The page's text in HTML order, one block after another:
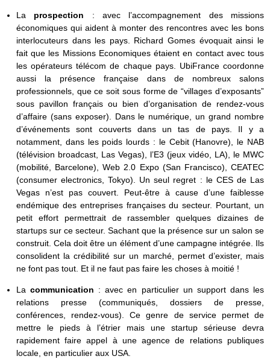
La prospection : avec l’accompagnement des missions
économiques qui aident à monter des rencontres avec les bons
interlocuteurs dans les pays. Richard Gomes évoquait ainsi le
fait que les Missions Economiques étaient en contact avec tous
les opérateurs télécom de chaque pays. UbiFrance coordonne
aussi la présence française dans de nombreux salons
professionnels, que ce soit sous forme de “villages d’exposants”
sous pavillon français ou bien d’organisation de rendez-vous
d’affaire (sans exposer). Dans le numérique, un grand nombre
d’événements sont couverts dans un tas de pays. Il y a
notamment, dans les poids lourds : le Cebit (Hanovre), le NAB
(télévision broadcast, Las Vegas), l’E3 (jeux vidéo, LA), le MWC
(mobilité, Barcelone), Web 2.0 Expo (San Francisco), CEATEC
(consumer electronics, Tokyo). Un seul regret : le CES de Las
Vegas n’est pas couvert. Peut-être à cause d’une faiblesse
endémique des entreprises françaises du secteur. Pourtant, un
petit effort permettrait de rassembler quelques dizaines de
startups sur ce secteur. Sachant que la présence sur un salon se
construit. Cela doit être un élément d’une campagne intégrée. Ils
consolident la crédibilité sur un marché, permet d’exister, mais
ne font pas tout. Et il ne faut pas faire les choses à moitié !
Lacommunication : avec en particulier un support dans les
relations presse (communiqués, dossiers de presse,
conférences, rendez-vous). Ce genre de service permet de
mettre le pieds à l’étrier mais une startup sérieuse devra
rapidement faire appel à une agence de relations publiques
locale, en particulier aux USA.